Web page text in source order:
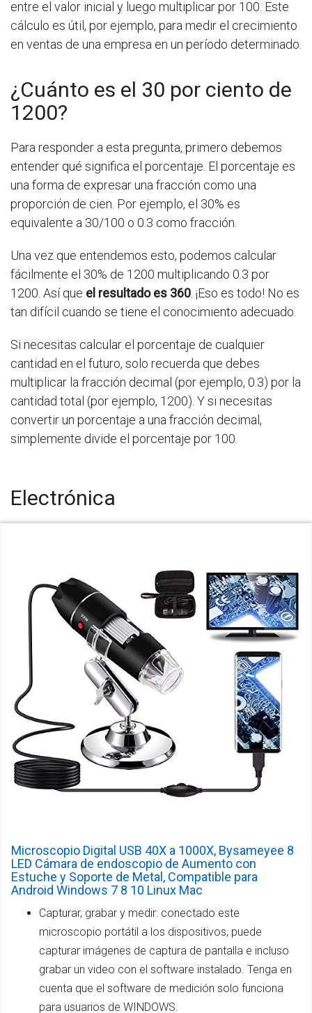
entre el valor inicial y luego multiplicar por 100. Este
cálculo es útil, por ejemplo, para medir el crecimiento
en ventas de una empresa en un período determinado.
¿Cuánto es el 30 por ciento de
1200?
Para responder a esta pregunta, primero debemos
entender qué significa el porcentaje. El porcentaje es
una forma de expresar una fracción como una
proporción de cien. Por ejemplo, el 30% es
equivalente a 30/100 o 0.3 como fracción.
Una vez que entendemos esto, podemos calcular
fácilmente el 30% de 1200 multiplicando 0.3 por
1200. Así que el resultado es 360 . ¡Eso es todo! No es
tan difícil cuando se tiene el conocimiento adecuado.
Si necesitas calcular el porcentaje de cualquier
cantidad en el futuro, solo recuerda que debes
multiplicar la fracción decimal (por ejemplo, 0.3) por la
cantidad total (por ejemplo, 1200). Y si necesitas
convertir un porcentaje a una fracción decimal,
simplemente divide el porcentaje por 100.
Electrónica
Microscopio Digital USB 40X a 1000X, Bysameyee 8
LED Cámara de endoscopio de Aumento con
Estuche y Soporte de Metal, Compatible para
Android Windows 7 8 10 Linux Mac
Capturar, grabar y medir: conectado este
microscopio portátil a los dispositivos, puede
capturar imágenes de captura de pantalla e incluso
grabar un video con el software instalado. Tenga en
cuenta que el software de medición solo funciona
para usuarios de WINDOWS.